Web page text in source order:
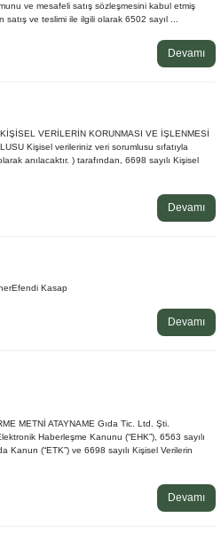
ve mesafeli satış sözleşmesini kabul etmiş
satış ve teslimi ile ilgili olarak 6502 sayıl ...
Devamı
VERİLERİN KORUNMASI VE İŞLENMESİ
Kişisel verileriniz veri sorumlusu sıfatıyla
anılacaktır. ) tarafından, 6698 sayılı Kişisel
Devamı
Kasap
Devamı
METNİ ATAYNAME Gıda Tic. Ltd. Şti.
Haberleşme Kanunu (“EHK”), 6563 sayılı
Kanun (“ETK”) ve 6698 sayılı Kişisel Verilerin
Devamı